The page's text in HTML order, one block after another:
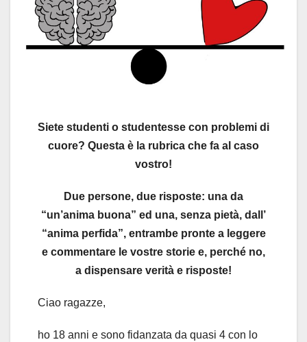
Siete studenti o studentesse con problemi di
cuore? Questa è la rubrica che fa al caso
vostro!
Due persone, due risposte: una da
“un’anima buona” ed una, senza pietà, dall’
“anima perfida”, entrambe pronte a leggere
e commentare le vostre storie e, perché no,
a dispensare verità e risposte!
Ciao ragazze,
ho 18 anni e sono fidanzata da quasi 4 con lo